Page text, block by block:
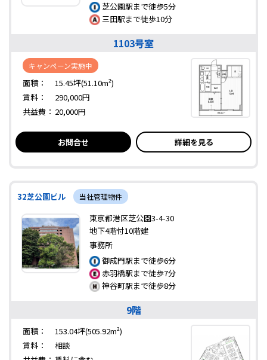
芝公園駅まで徒歩5分
三田駅まで徒歩10分
1103号室
キャンペーン実施中
面積：
15.45坪(51.10m²)
賃料：
290,000円
共益費： 20,000円
お問合せ 詳細を見る
32芝公園ビル 当社管理物件
東京都港区芝公園3-4-30
地下4階付10階建
事務所
御成門駅まで徒歩6分
赤羽橋駅まで徒歩7分
神谷町駅まで徒歩8分
9階
面積：
153.04坪(505.92m²)
賃料：
相談